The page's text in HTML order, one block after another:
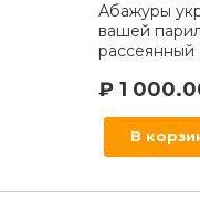
Абажуры
вашей
рассеянный
₽ 1
В